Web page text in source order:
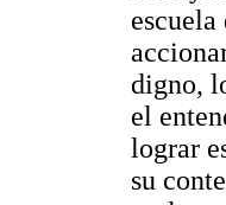
digno,
el
lograr
su